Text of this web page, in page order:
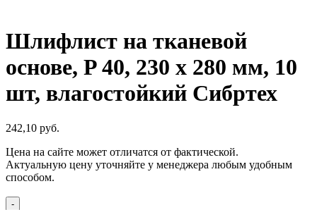
Шлифлист на тканевой
основе, P 40, 230 х 280 мм, 10
шт, влагостойкий Сибртех
242,10 руб.
Цена на сайте может отличатся от фактической.
Актуальную цену уточняйте у менеджера любым удобным
способом.
-